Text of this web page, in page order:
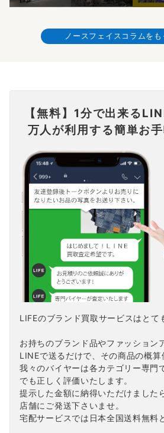
ノースフェイスコラムをも
【無料】1分で出来る
万人が利用する簡単お
LIFEのブランド買取サービスはとて
お持ちのブランド品やファッション
LINEで送るだけで、その商品の概算
我々のバイヤーは各カテゴリー専門
でも正しく評価いたします。
提示した金額に納得いただけました
店舗にご発送下さいませ。
宅配サービスでは日本全国送料無料